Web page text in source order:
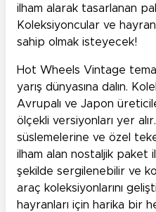
ilham alarak tasarlanan
Koleksiyoncular ve
sahip olmak isteyecek!
Hot Wheels Vintage
yarış dünyasına dalın.
Avrupalı ve Japon
ölçekli versiyonları yer
süslemelerine ve özel
ilham alan nostaljik paket
şekilde sergilenebilir ve
araç koleksiyonlarını
hayranları için harika bir